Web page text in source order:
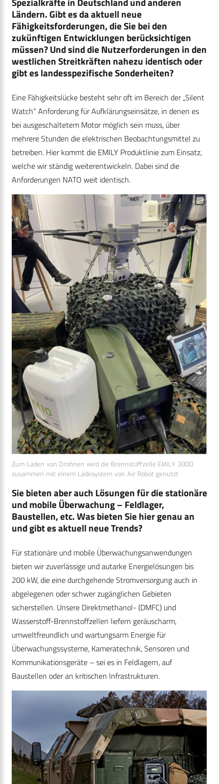
Ländern. Gibt es da aktuell neue
Fähigkeitsforderungen, die Sie bei den
zukünftigen Entwicklungen berücksichtigen
müssen? Und sind die Nutzerforderungen in den
westlichen Streitkräften nahezu identisch oder
gibt es landesspezifische Sonderheiten?
Eine Fähigkeitslücke besteht sehr oft im Bereich der „Silent
Watch“ Anforderung für Aufklärungseinsätze, in denen es
bei ausgeschaltetem Motor möglich sein muss, über
mehrere Stunden die elektrischen Beobachtungsmittel zu
betreiben. Hier kommt die EMILY Produktlinie zum Einsatz,
welche wir ständig weiterentwickeln. Dabei sind die
Anforderungen NATO weit identisch.
Zum Laden von Drohnen wird die Brennstoffzelle EMILY 3000
zusammen mit einem Ladesystem von Air Robot genutzt.
Sie bieten aber auch Lösungen für die stationäre
und mobile Überwachung – Feldlager,
Baustellen, etc. Was bieten Sie hier genau an
und gibt es aktuell neue Trends?
Für stationäre und mobile Überwachungsanwendungen
bieten wir zuverlässige und autarke Energielösungen bis
200 kW, die eine durchgehende Stromversorgung auch in
abgelegenen oder schwer zugänglichen Gebieten
sicherstellen. Unsere Direktmethanol- (DMFC) und
Wasserstoff-Brennstoffzellen liefern geräuscharm,
umweltfreundlich und wartungsarm Energie für
Überwachungssysteme, Kameratechnik, Sensoren und
Kommunikationsgeräte – sei es in Feldlagern, auf
Baustellen oder an kritischen Infrastrukturen.